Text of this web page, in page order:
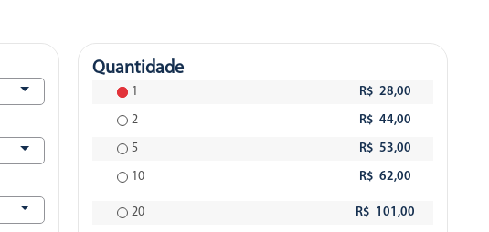
Quantidade
1 R$ 28,00
2 R$ 44,00
5 R$ 53,00
10 R$ 62,00
20 R$ 101,00